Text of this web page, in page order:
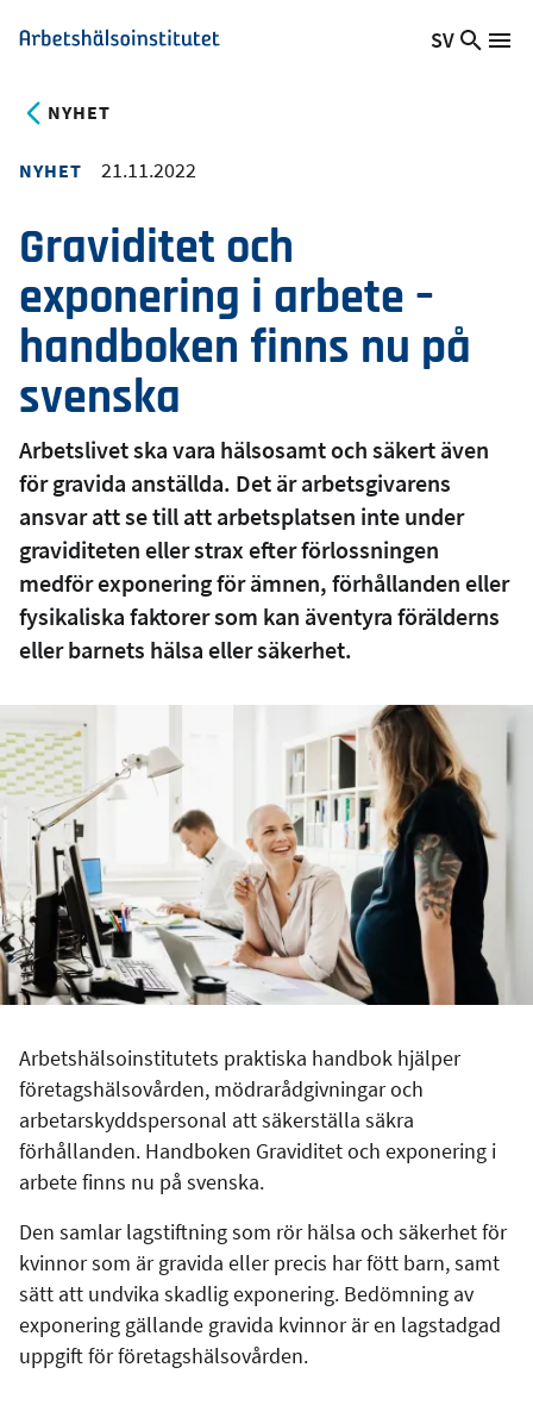
Hoppa
till
Arbetshälsoinstitutet
Växla
SV
Sök
NYHET
NYHET 21.11.2022
Graviditet och
exponering i arbete –
handboken finns nu på
svenska
Arbetslivet ska vara hälsosamt och säkert även
för gravida anställda. Det är arbetsgivarens
ansvar att se till att arbetsplatsen inte under
graviditeten eller strax efter förlossningen
medför exponering för ämnen, förhållanden eller
fysikaliska faktorer som kan äventyra förälderns
eller barnets hälsa eller säkerhet.
Arbetshälsoinstitutets praktiska handbok hjälper
företagshälsovården, mödrarådgivningar och
arbetarskyddspersonal att säkerställa säkra
förhållanden. Handboken Graviditet och exponering i
arbete finns nu på svenska.
Den samlar lagstiftning som rör hälsa och säkerhet för
kvinnor som är gravida eller precis har fött barn, samt
sätt att undvika skadlig exponering. Bedömning av
exponering gällande gravida kvinnor är en lagstadgad
uppgift för företagshälsovården.